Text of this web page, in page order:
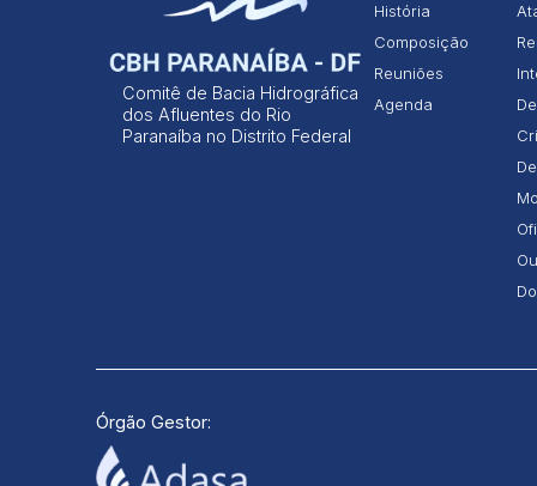
Comitê de Bacia Hidrográfica
dos Afluentes do Rio
Paranaíba no Distrito Federal
História
Composição
Reuniões
Agenda
Órgão Gestor: